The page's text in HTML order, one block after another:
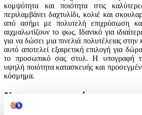
κομψότητα και ποιότητα στις
περιλαμβάνει δαχτυλίδι, κολιέ και
από ασήμι με πολυτελή επιχρύσωση
αιχμαλωτίζουν το φως. Ιδανικό για
για να δώσει μια πινελιά πολυτέλειας
αυτό αποτελεί εξαιρετική επιλογή για
το προσωπικό σας στυλ. Η υπογραφή
υψηλή ποιότητα κατασκευής και
κόσμημα.
Χαρακτηριστικά